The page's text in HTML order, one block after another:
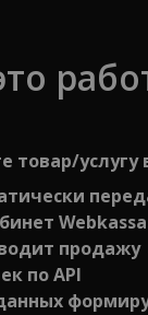
товар/услугу
по API